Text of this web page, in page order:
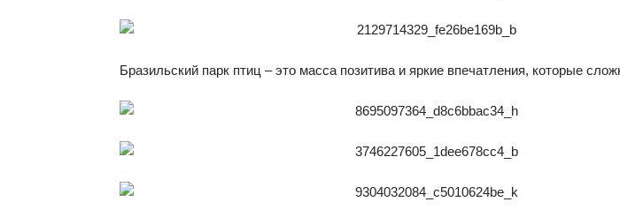
Бразильский парк птиц – это масса позитива и яркие впечатления, которые